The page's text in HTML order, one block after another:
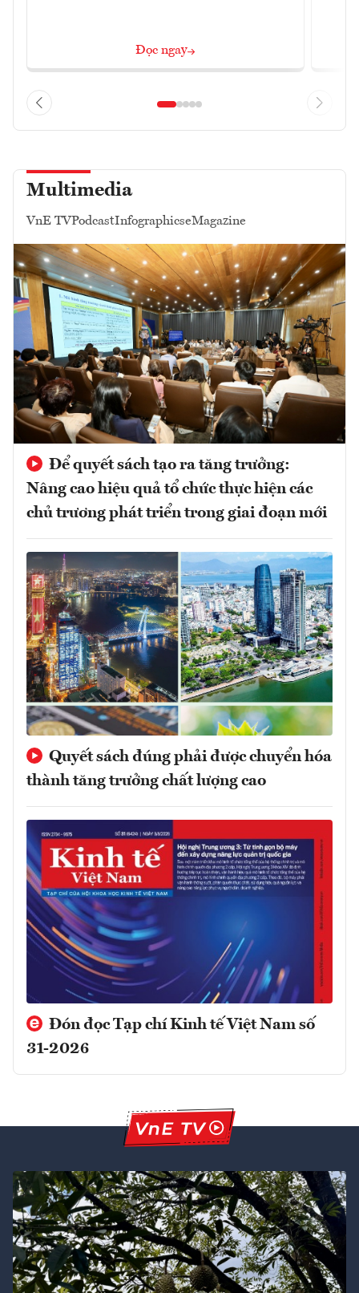
Đọc ngay
Multimedia
VnE TVPodcastInfographicseMagazine
Để quyết sách tạo ra tăng trưởng:
Nâng cao hiệu quả tổ chức thực hiện các
chủ trương phát triển trong giai đoạn mới
Quyết sách đúng phải được chuyển hóa
thành tăng trưởng chất lượng cao
Đón đọc Tạp chí Kinh tế Việt Nam số
31-2026